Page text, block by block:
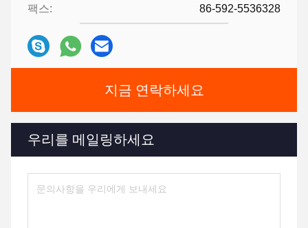
팩스: 86-592-5536328
지금 연락하세요
우리를 메일링하세요